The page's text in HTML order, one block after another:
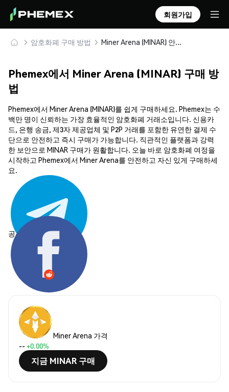
회원가입
암호화폐 구매 방법 Miner Arena (MINAR) 안전하게 구매 및 보관
Phemex에서 Miner Arena (MINAR) 구매 방
법
Phemex에서 Miner Arena (MINAR)를 쉽게 구매하세요. Phemex는 수
백만 명이 신뢰하는 가장 효율적인 암호화폐 거래소입니다. 신용카
드, 은행 송금, 제3자 제공업체 및 P2P 거래를 포함한 유연한 결제 수
단으로 안전하고 즉시 구매가 가능합니다. 직관적인 플랫폼과 강력
한 보안으로 MINAR 구매가 원활합니다. 오늘 바로 암호화폐 여정을
시작하고 Phemex에서 Miner Arena를 안전하고 자신 있게 구매하세
요.
공유하기:
Miner Arena 가격
-- +0.00%
지금 MINAR 구매